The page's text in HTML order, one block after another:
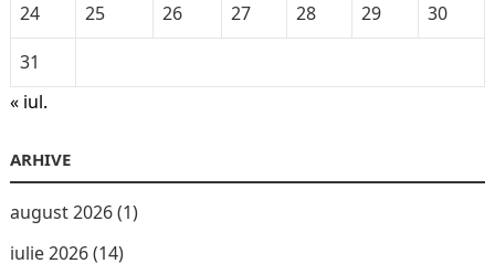
24
25 26 27 28 29
30
31
« iul.
ARHIVE
august 2026(1)
iulie 2026(14)